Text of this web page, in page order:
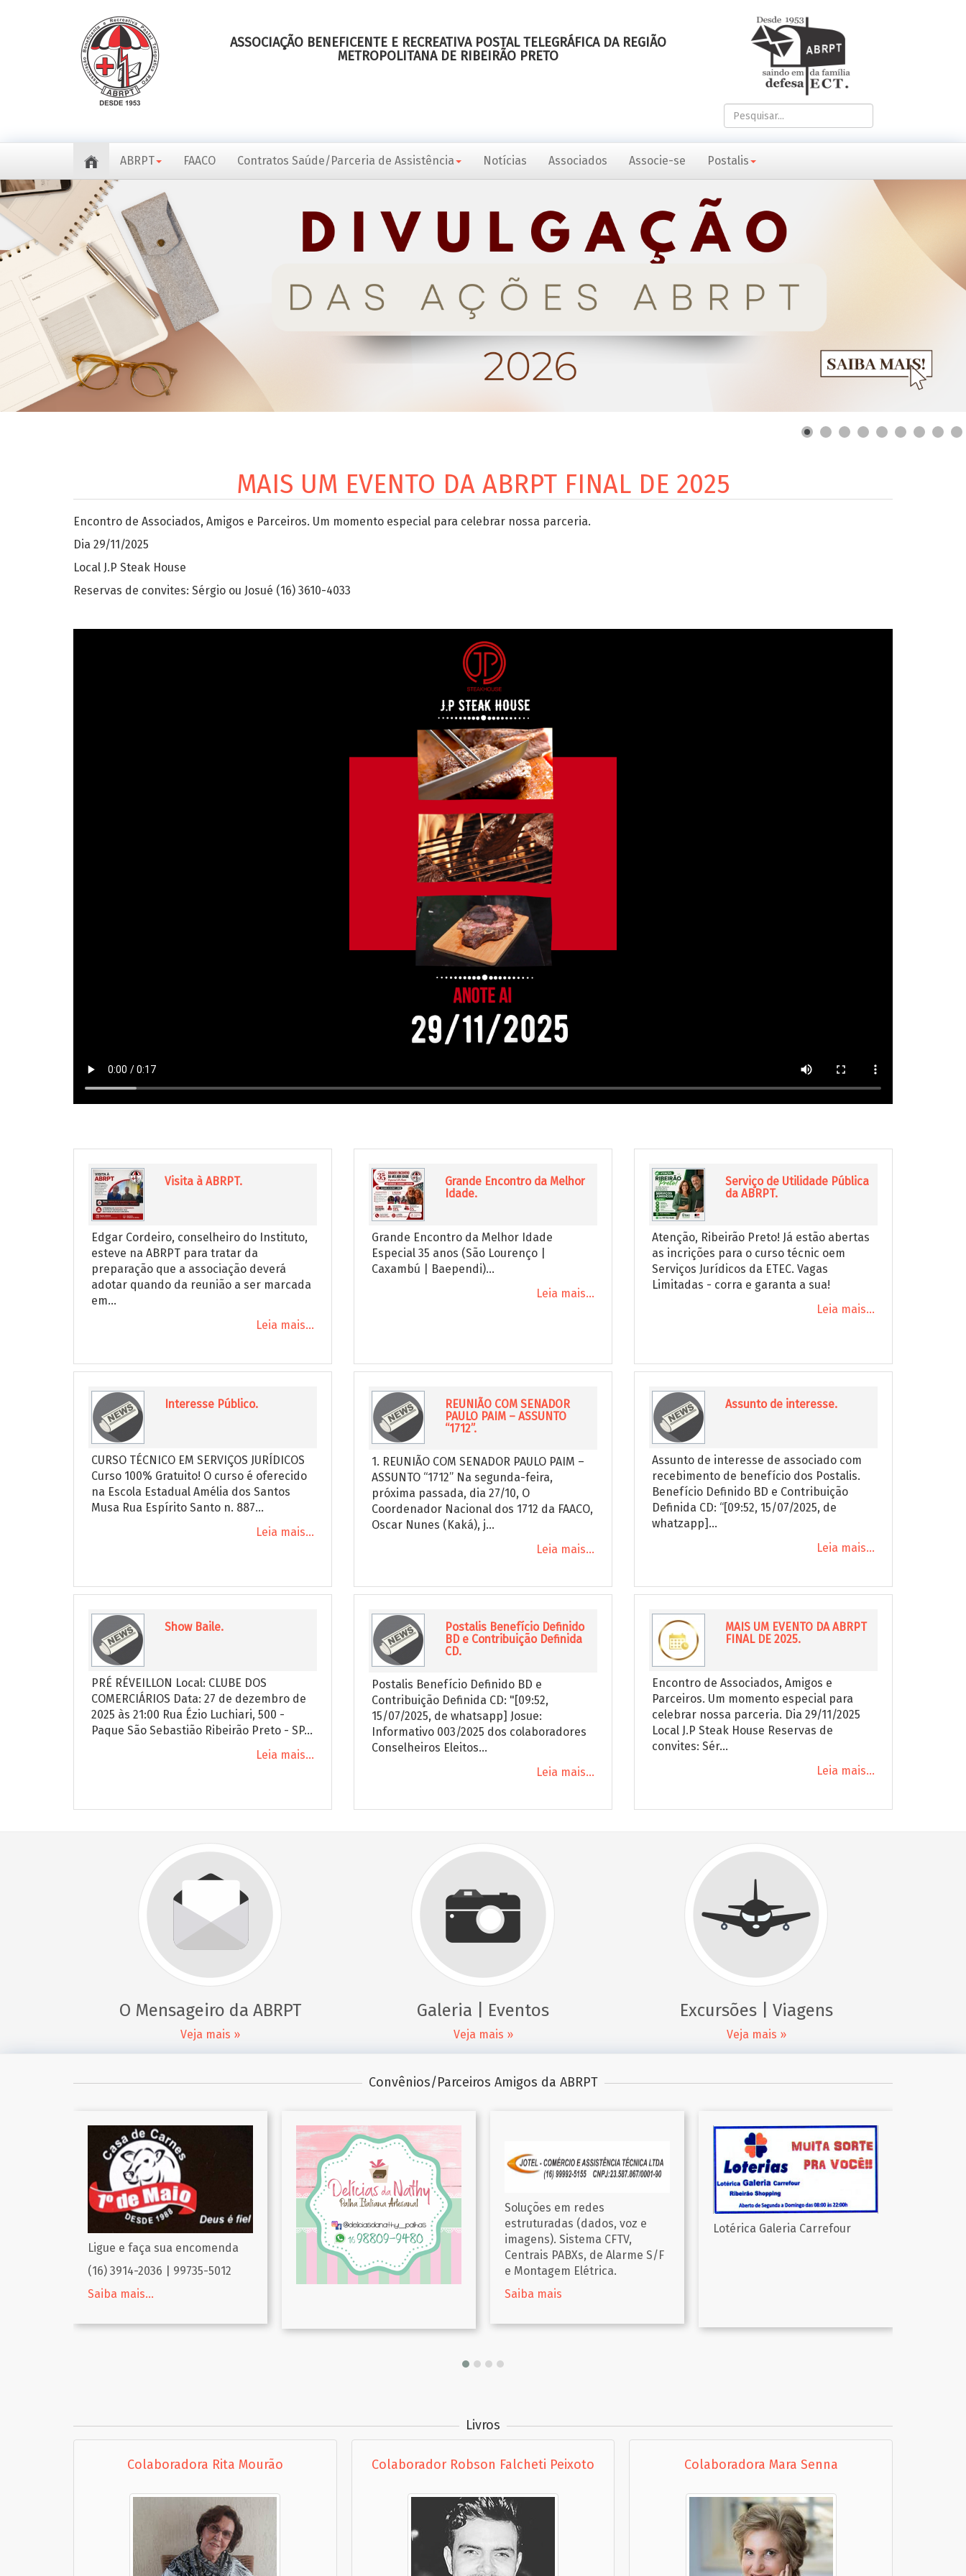
ASSOCIAÇÃO BENEFICENTE E RECREATIVA POSTAL TELEGRÁFICA DA REGIÃO
METROPOLITANA DE RIBEIRÃO PRETO
Pesquisar...
ABRPT FAACO Contratos Saúde/Parceria de Assistência Notícias Associados Associe-se Postalis
MAIS UM EVENTO DA ABRPT FINAL DE 2025
Encontro de Associados, Amigos e Parceiros. Um momento especial para celebrar nossa parceria.
Dia 29/11/2025
Local J.P Steak House
Reservas de convites: Sérgio ou Josué (16) 3610-4033
Visita à ABRPT.
Edgar Cordeiro, conselheiro do Instituto,
esteve na ABRPT para tratar da
preparação que a associação deverá
adotar quando da reunião a ser marcada
em...
Leia mais...
Interesse Público.
CURSO TÉCNICO EM SERVIÇOS JURÍDICOS
Curso 100% Gratuito! O curso é oferecido
na Escola Estadual Amélia dos Santos
Musa Rua Espírito Santo n. 887...
Leia mais...
Show Baile.
PRÉ RÉVEILLON Local: CLUBE DOS
COMERCIÁRIOS Data: 27 de dezembro de
2025 às 21:00 Rua Ézio Luchiari, 500 -
Paque São Sebastião Ribeirão Preto - SP...
Leia mais...
Grande Encontro da Melhor
Idade.
Grande Encontro da Melhor Idade
Especial 35 anos (São Lourenço |
Caxambú | Baependi)...
Leia mais...
REUNIÃO COM SENADOR
PAULO PAIM – ASSUNTO
“1712”.
1. REUNIÃO COM SENADOR PAULO PAIM –
ASSUNTO “1712” Na segunda-feira,
próxima passada, dia 27/10, O
Coordenador Nacional dos 1712 da FAACO,
Oscar Nunes (Kaká), j...
Leia mais...
Postalis Benefício Definido
BD e Contribuição Definida
CD.
Postalis Benefício Definido BD e
Contribuição Definida CD: "[09:52,
15/07/2025, de whatsapp] Josue:
Informativo 003/2025 dos colaboradores
Conselheiros Eleitos...
Leia mais...
Serviço de Utilidade Pública
da ABRPT.
Atenção, Ribeirão Preto! Já estão abertas
as incrições para o curso técnic oem
Serviços Jurídicos da ETEC. Vagas
Limitadas - corra e garanta a sua!
Leia mais...
Assunto de interesse.
Assunto de interesse de associado com
recebimento de benefício dos Postalis.
Benefício Definido BD e Contribuição
Definida CD: “[09:52, 15/07/2025, de
whatzapp]...
Leia mais...
MAIS UM EVENTO DA ABRPT
FINAL DE 2025.
Encontro de Associados, Amigos e
Parceiros. Um momento especial para
celebrar nossa parceria. Dia 29/11/2025
Local J.P Steak House Reservas de
convites: Sér...
Leia mais...
O Mensageiro da ABRPT
Veja mais »
Galeria | Eventos
Veja mais »
Excursões | Viagens
Veja mais »
Convênios/Parceiros Amigos da ABRPT
Soluções em redes
estruturadas (dados, voz e
imagens). Sistema CFTV,
Centrais PABXs, de Alarme S/F
e Montagem Elétrica.
Lotérica Galeria Carrefour
NONO TOMASI
Livros
Colaboradora Rita Mourão Colaborador Robson Falcheti Peixoto Colaboradora Mara Senna